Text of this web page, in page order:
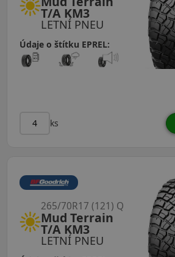
LETNÍ PNEU
T/A KM3
Údaje o štítku EPREL:
ks
LETNÍ PNEU
Mud Terrain
T/A KM3
265/70R17 (121) Q